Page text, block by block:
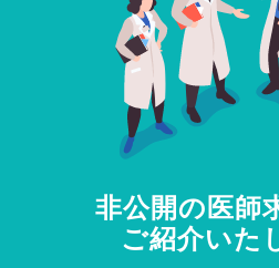
非公開の医師
ご紹介いた